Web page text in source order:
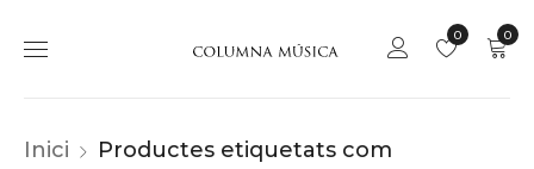
0
0
Inici
Productes etiquetats com